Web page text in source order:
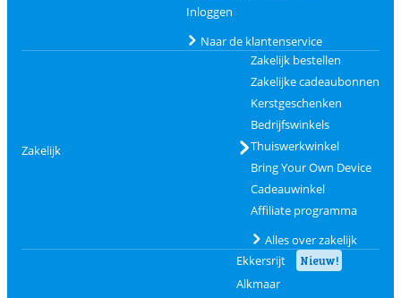
Inloggen
Naar de klantenservice
Zakelijk
Zakelijk bestellen
Zakelijke cadeaubonnen
Kerstgeschenken
Bedrijfswinkels
Thuiswerkwinkel
Bring Your Own Device
Cadeauwinkel
Affiliate programma
Alles over zakelijk
Ekkersrijt Nieuw!
Alkmaar